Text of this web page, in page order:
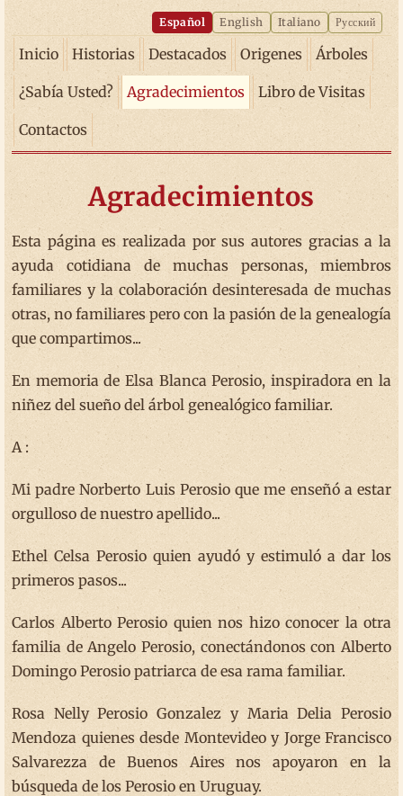
Español English Italiano Русский
Inicio Historias Destacados Origenes Árboles
¿Sabía Usted? Agradecimientos Libro de Visitas
Contactos
Agradecimientos
Esta página es realizada por sus autores gracias a la
ayuda cotidiana de muchas personas, miembros
familiares y la colaboración desinteresada de muchas
otras, no familiares pero con la pasión de la genealogía
que compartimos...
En memoria de Elsa Blanca Perosio, inspiradora en la
niñez del sueño del árbol genealógico familiar.
A :
Mi padre Norberto Luis Perosio que me enseñó a estar
orgulloso de nuestro apellido...
Ethel Celsa Perosio quien ayudó y estimuló a dar los
primeros pasos...
Carlos Alberto Perosio quien nos hizo conocer la otra
familia de Angelo Perosio, conectándonos con Alberto
Domingo Perosio patriarca de esa rama familiar.
Rosa Nelly Perosio Gonzalez y Maria Delia Perosio
Mendoza quienes desde Montevideo y Jorge Francisco
Salvarezza de Buenos Aires nos apoyaron en la
búsqueda de los Perosio en Uruguay.